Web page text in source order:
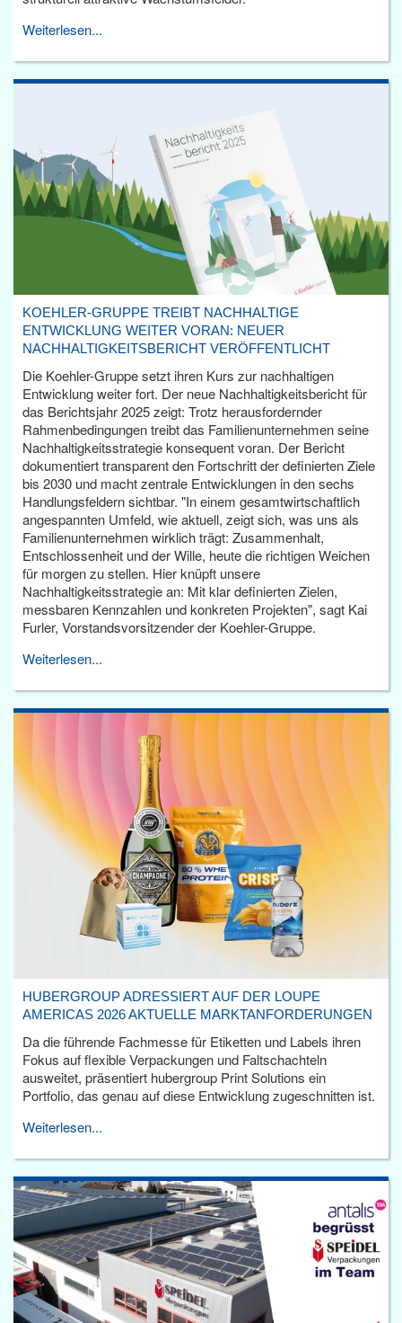
Weiterlesen...
KOEHLER-GRUPPE TREIBT NACHHALTIGE
ENTWICKLUNG WEITER VORAN: NEUER
NACHHALTIGKEITSBERICHT VERÖFFENTLICHT
Die Koehler-Gruppe setzt ihren Kurs zur nachhaltigen
Entwicklung weiter fort. Der neue Nachhaltigkeitsbericht für
das Berichtsjahr 2025 zeigt: Trotz herausfordernder
Rahmenbedingungen treibt das Familienunternehmen seine
Nachhaltigkeitsstrategie konsequent voran. Der Bericht
dokumentiert transparent den Fortschritt der definierten Ziele
bis 2030 und macht zentrale Entwicklungen in den sechs
Handlungsfeldern sichtbar. "In einem gesamtwirtschaftlich
angespannten Umfeld, wie aktuell, zeigt sich, was uns als
Familienunternehmen wirklich trägt: Zusammenhalt,
Entschlossenheit und der Wille, heute die richtigen Weichen
für morgen zu stellen. Hier knüpft unsere
Nachhaltigkeitsstrategie an: Mit klar definierten Zielen,
messbaren Kennzahlen und konkreten Projekten", sagt Kai
Furler, Vorstandsvorsitzender der Koehler-Gruppe.
Weiterlesen...
HUBERGROUP ADRESSIERT AUF DER LOUPE
AMERICAS 2026 AKTUELLE MARKTANFORDERUNGEN
Da die führende Fachmesse für Etiketten und Labels ihren
Fokus auf flexible Verpackungen und Faltschachteln
ausweitet, präsentiert hubergroup Print Solutions ein
Portfolio, das genau auf diese Entwicklung zugeschnitten ist.
Weiterlesen...